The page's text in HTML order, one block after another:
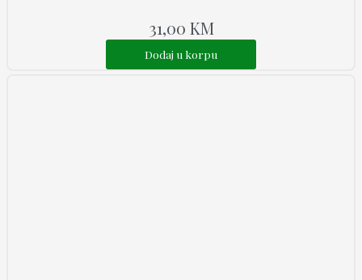
31,00 KM
Dodaj u korpu